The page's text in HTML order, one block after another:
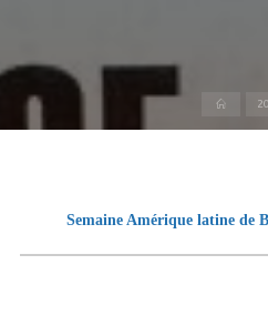
Accueil
Semaine Amérique latine de